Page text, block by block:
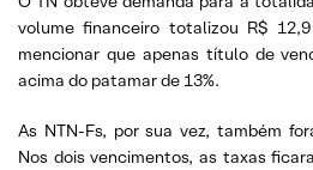
volume financeiro totalizou R$
mencionar que apenas título de
acima do patamar de 13%.
As NTN-Fs, por sua vez, também
Nos dois vencimentos, as taxas